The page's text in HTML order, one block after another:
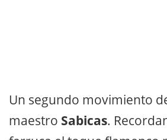
Un segundo movimiento
maestro Sabicas.